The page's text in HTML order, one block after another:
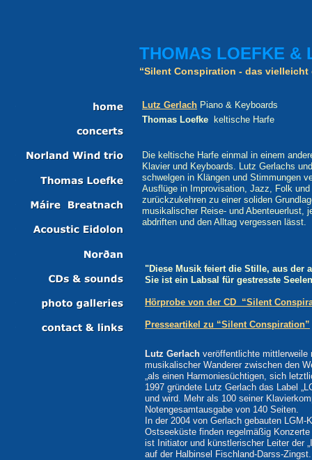
THOMAS LOEFKE &
“Silent Conspiration - das
Lutz Gerlach Piano & Keyboards
Thomas Loefke
keltische Harfe
Die keltische Harfe einmal in einem
Klavier und Keyboards. Lutz Gerlachs
schwelgen in Klängen und Stimmungen
Ausflüge in Improvisation, Jazz, Folk
zurückzukehren zu einer soliden
musikalischer Reise- und Abenteuerlust,
abdriften und den Alltag vergessen lässt.
"Diese Musik feiert die Stille, aus der
Sie ist ein Labsal für gestresste
Hörprobe von der CD “Silent
Presseartikel zu “Silent Conspiration”
Lutz Gerlach veröffentlichte mittlerweile
musikalischer Wanderer zwischen den
„als einen Harmoniesüchtigen, sich
1997 gründete Lutz Gerlach das Label
und wird. Mehr als 100 seiner
Notengesamtausgabe von 140 Seiten.
In der 2004 von Gerlach gebauten LGM-
Ostseeküste finden regelmäßig
ist Initiator und künstlerischer Leiter der
auf der Halbinsel Fischland-Darss-